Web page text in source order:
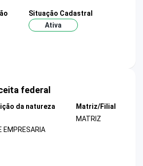
Situação Cadastral
Ativa
federal
da natureza
EMPRESARIA
Matriz/Filial
MATRIZ